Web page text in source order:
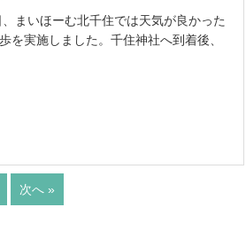
まいほーむ北千住では天気が良かった
を実施しました。千住神社へ到着後、
次へ »